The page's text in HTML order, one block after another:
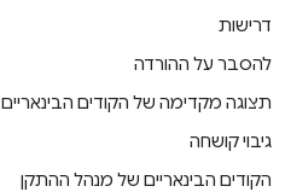
דרישות
להסבר על ההורדה
תצוגה מקדימה של הקודים הבינאריים
גיבוי קושחה
הקודים הבינאריים של מנהל ההתקן